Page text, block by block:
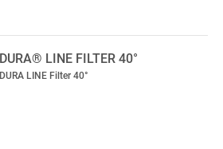
DURA® LINE FILTER 40°
DURA LINE Filter 40°